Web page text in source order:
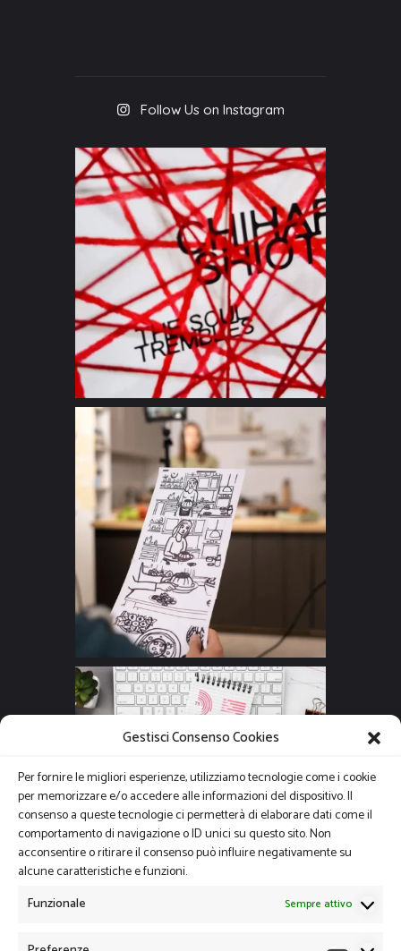
Gestisci Consenso Cookies
Per fornire le migliori esperienze, utilizziamo tecnologie come i cookie
per memorizzare e/o accedere alle informazioni del dispositivo. Il
consenso a queste tecnologie ci permetterà di elaborare dati come il
comportamento di navigazione o ID unici su questo sito. Non
acconsentire o ritirare il consenso può influire negativamente su
alcune caratteristiche e funzioni.
Funzionale
Sempre attivo
Follow Us on Instagram